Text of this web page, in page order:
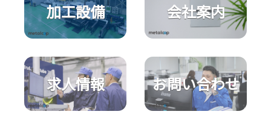
加工設備 会社案内
求人情報 お問い合わせ